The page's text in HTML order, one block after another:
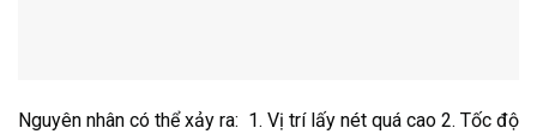
Nguyên nhân có thể xảy ra: 1. Vị trí lấy nét quá cao 2. Tốc độ